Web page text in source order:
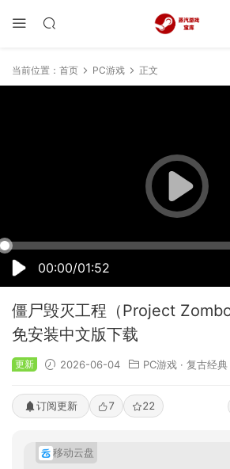
当前位置： 首页 PC游戏 正文
00:00/01:52
50% 75% 100%
僵尸毁灭工程（Project
免安装中文版下载
更新 2026-06-04 PC游戏 · 复古经典
订阅更新 7 22
移动云盘